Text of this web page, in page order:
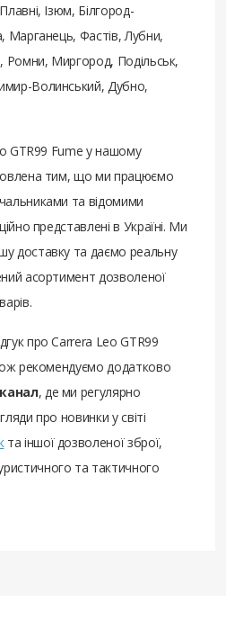
Ізюм, Білгород-
Марганець, Фастів, Лубни,
Ромни, Миргород, Подільськ,
Волинський, Дубно,
GTR99 Fume у нашому
​​тим, що ми працюємо
та відомими
представлені в Україні. Ми
доставку та даємо реальну
асортимент дозволеної
про Carrera Leo GTR99
рекомендуємо додатково
, де ми регулярно
про новинки у світі
та іншої дозволеної зброї,
та тактичного